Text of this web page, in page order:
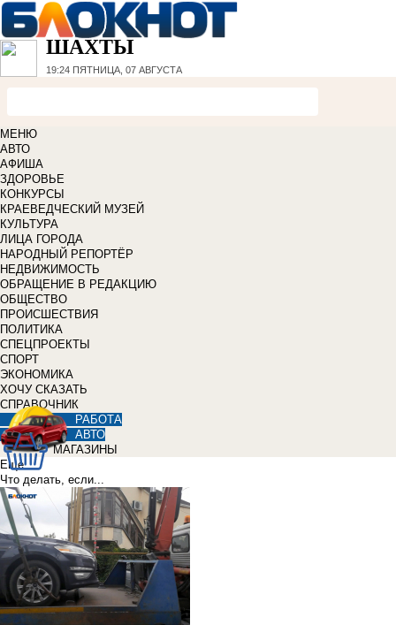
ШАХТЫ
19:24 ПЯТНИЦА, 07 АВГУСТА
МЕНЮ
АВТО
АФИША
ЗДОРОВЬЕ
КОНКУРСЫ
КРАЕВЕДЧЕСКИЙ МУЗЕЙ
КУЛЬТУРА
ЛИЦА ГОРОДА
НАРОДНЫЙ РЕПОРТЁР
НЕДВИЖИМОСТЬ
ОБРАЩЕНИЕ В РЕДАКЦИЮ
ОБЩЕСТВО
ПРОИСШЕСТВИЯ
ПОЛИТИКА
СПЕЦПРОЕКТЫ
СПОРТ
ЭКОНОМИКА
ХОЧУ СКАЗАТЬ
СПРАВОЧНИК
РАБОТА
АВТО
МАГАЗИНЫ
Еще
Что делать, если...